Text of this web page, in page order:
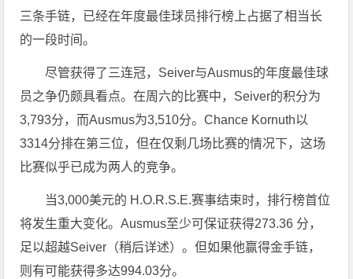
三条手链，已经在年度最佳球员排行榜上占据了相当长
的一段时间。
尽管获得了三连冠，Seiver与Ausmus的年度最佳球
员之争仍颇具看点。在周六的比赛中，Seiver的积分为
3,793分，而Ausmus为3,510分。Chance Kornuth以
3314分排在第三位，但在仅剩几场比赛的情况下，这场
比赛似乎已成为两人的竞争。
当3,000美元的 H.O.R.S.E.赛事结束时，排行榜首位
将发生重大变化。Ausmus至少可保证获得273.36 分，
足以超越Seiver（稍后详述）。但如果他赢得金手链，
则有可能获得多达994.03分。